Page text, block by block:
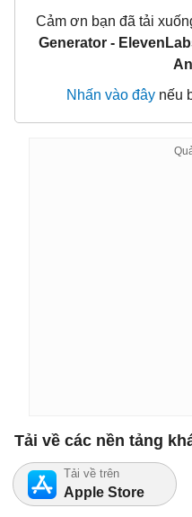
Cảm ơn bạn đã tải
Generator -
Nhấn vào đây nếu
Tải về các nền tảng
Tải về trên
Apple Store